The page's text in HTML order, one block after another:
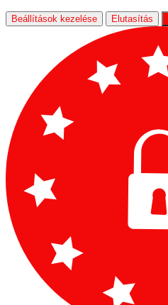
Beállítások kezelése Elutasítás